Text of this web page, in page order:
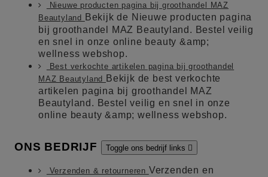
Nieuwe producten pagina bij groothandel MAZ
Beautyland
Bekijk de Nieuwe producten pagina
bij groothandel MAZ Beautyland. Bestel veilig
en snel in onze online beauty &amp;
wellness webshop.
Best verkochte artikelen pagina bij groothandel
MAZ Beautyland
Bekijk de best verkochte
artikelen pagina bij groothandel MAZ
Beautyland. Bestel veilig en snel in onze
online beauty &amp; wellness webshop.
ONS BEDRIJF Toggle ons bedrijf links 
Verzenden & retourneren Verzenden en